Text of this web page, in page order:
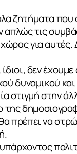
ζητήματα
τις
για αυτές.
δεν έχουμε
δυναμικού
στιγμή στην
της
πρέπει να